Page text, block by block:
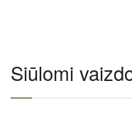
Siūlomi